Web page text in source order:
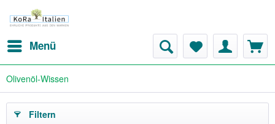
Menü
Olivenöl-Wissen
Filtern